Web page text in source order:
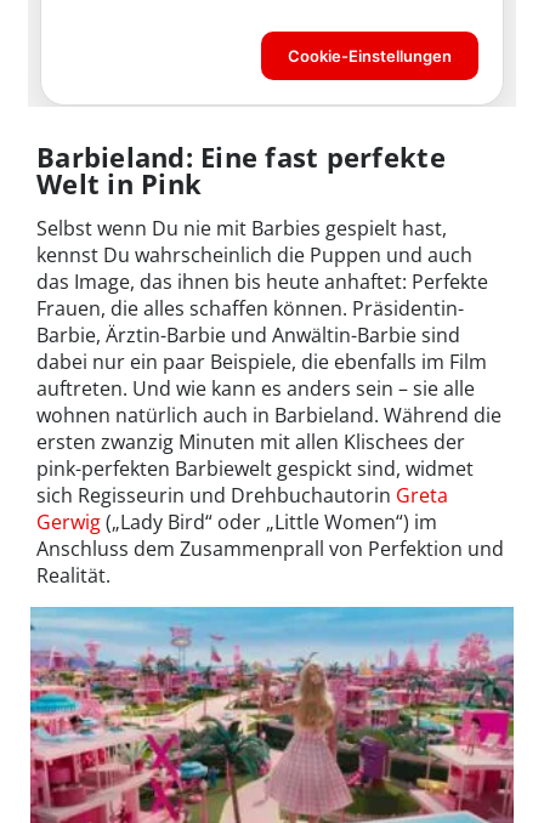
Barbieland: Eine fast perfekte
Welt in Pink
Selbst wenn Du nie mit Barbies gespielt hast,
kennst Du wahrscheinlich die Puppen und auch
das Image, das ihnen bis heute anhaftet: Perfekte
Frauen, die alles schaffen können. Präsidentin-
Barbie, Ärztin-Barbie und Anwältin-Barbie sind
dabei nur ein paar Beispiele, die ebenfalls im Film
auftreten. Und wie kann es anders sein – sie alle
wohnen natürlich auch in Barbieland. Während die
ersten zwanzig Minuten mit allen Klischees der
pink-perfekten Barbiewelt gespickt sind, widmet
sich Regisseurin und Drehbuchautorin Greta
Gerwig(„Lady Bird“ oder „Little Women“) im
Anschluss dem Zusammenprall von Perfektion und
Realität.